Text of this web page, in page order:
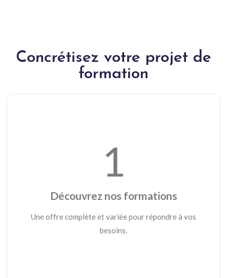
Concrétisez votre projet de
formation
1
Découvrez nos formations
Une offre complète et variée pour répondre à vos
besoins.